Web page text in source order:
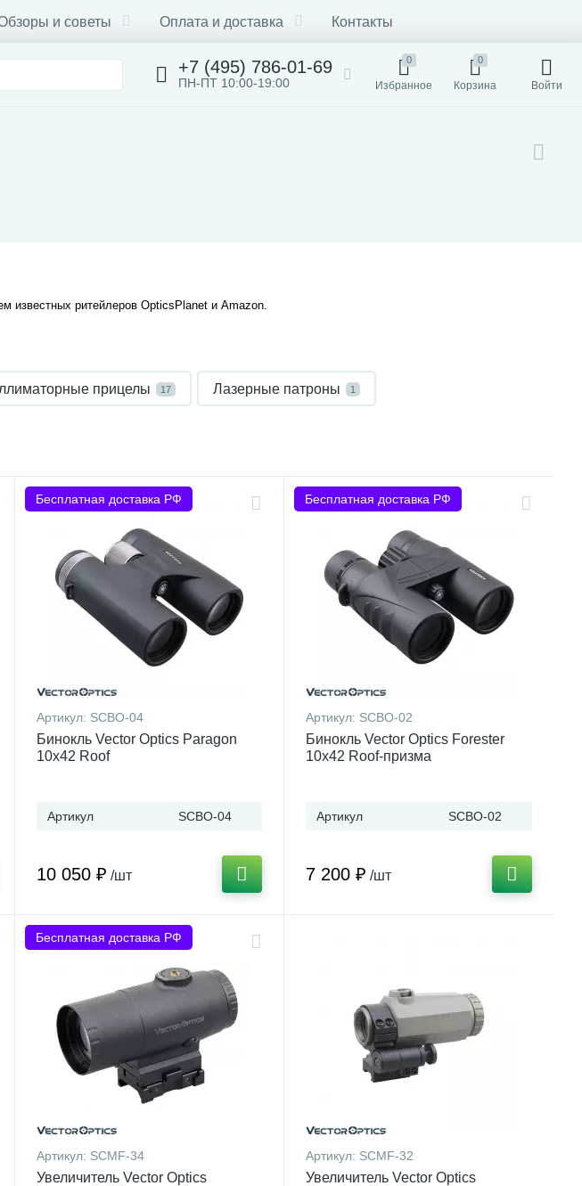
и советы Оплата и доставка Контакты
+7 (495) 786-01-69
ПН-ПТ 10:00-19:00
0
Избранное
0
Корзина Войти
известных ритейлеров OpticsPlanet и Amazon.
прицелы 17 Лазерные патроны 1
Бесплатная доставка РФ
Артикул: SCBO-04
Бинокль Vector Optics Paragon
10x42 Roof
Артикул SCBO-04
10 050 ₽ /шт
Бесплатная доставка РФ
Артикул: SCBO-02
Бинокль Vector Optics Forester
10x42 Roof-призма
Артикул SCBO-02
7 200 ₽ /шт
Бесплатная доставка РФ
Артикул: SCMF-34
Увеличитель Vector Optics
Артикул: SCMF-32
Увеличитель Vector Optics